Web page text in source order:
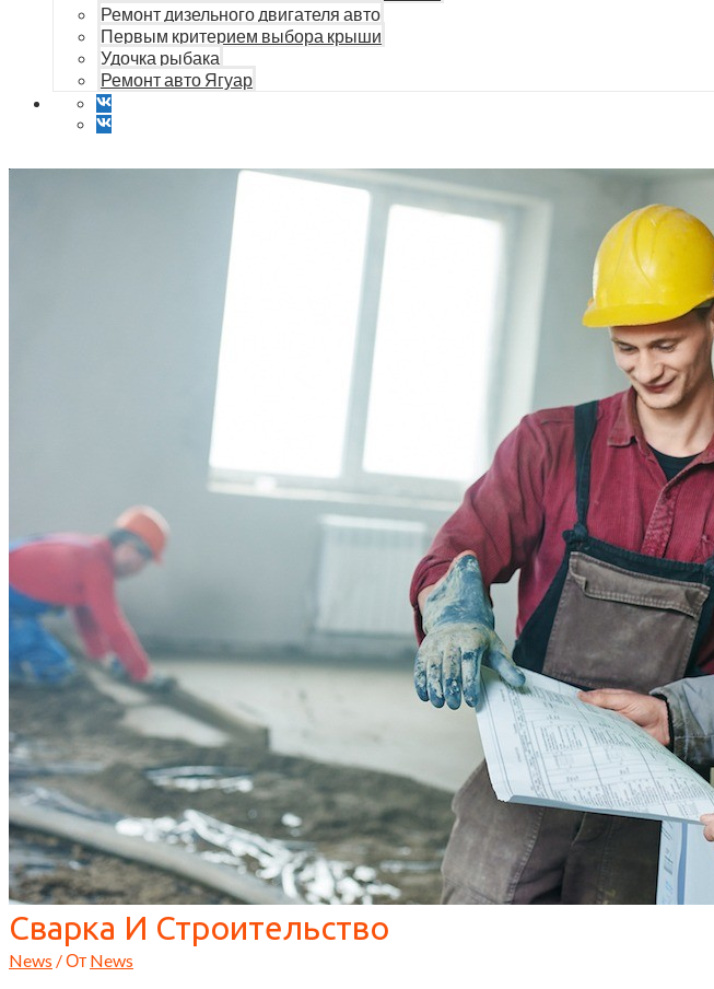
Ремонт дизельного двигателя авто
Первым критерием выбора крыши
Удочка рыбака
Ремонт авто Ягуар
Сварка И Строительство
News / От News